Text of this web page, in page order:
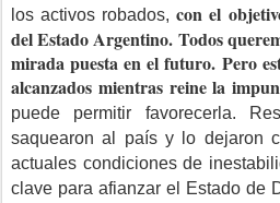
los activos robados, con el
del Estado Argentino. Todos
mirada puesta en el futuro. Pero
alcanzados mientras reine la
puede permitir favorecerla.
saquearon al país y lo dejaron
actuales condiciones de
clave para afianzar el Estado de